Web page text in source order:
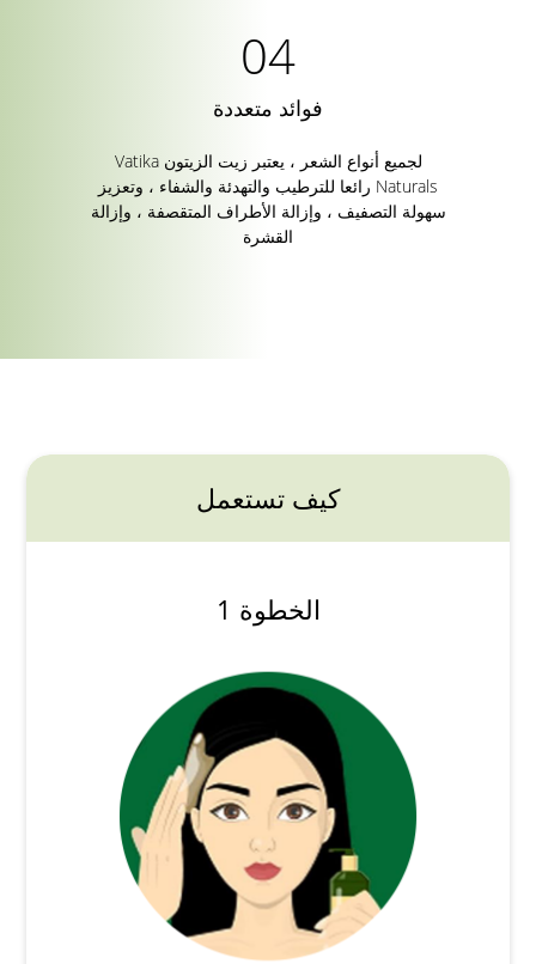
فوائد متعددة
لجميع أنواع الشعر ، يعتبر زيت الزيتون Vatika
Naturals رائعا للترطيب والتهدئة والشفاء ، وتعزيز
سهولة التصفيف ، وإزالة الأطراف المتقصفة ، وإزالة
القشرة
كيف تستعمل
الخطوة 1